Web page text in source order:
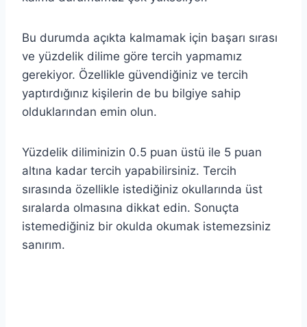
Bu durumda açıkta kalmamak için başarı sırası
ve yüzdelik dilime göre tercih yapmamız
gerekiyor. Özellikle güvendiğiniz ve tercih
yaptırdığınız kişilerin de bu bilgiye sahip
olduklarından emin olun.
Yüzdelik diliminizin 0.5 puan üstü ile 5 puan
altına kadar tercih yapabilirsiniz. Tercih
sırasında özellikle istediğiniz okullarında üst
sıralarda olmasına dikkat edin. Sonuçta
istemediğiniz bir okulda okumak istemezsiniz
sanırım.